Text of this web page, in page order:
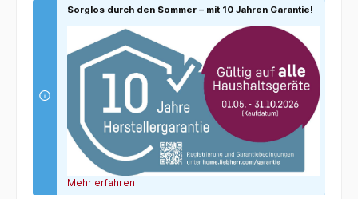
Sorglos durch den Sommer – mit 10 Jahren Garantie!
Mehr erfahren